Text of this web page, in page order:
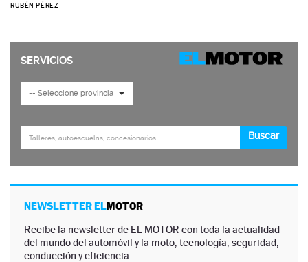
RUBÉN PÉREZ
NEWSLETTER ELMOTOR
Recibe la newsletter de EL MOTOR con toda la actualidad
del mundo del automóvil y la moto, tecnología, seguridad,
conducción y eficiencia.